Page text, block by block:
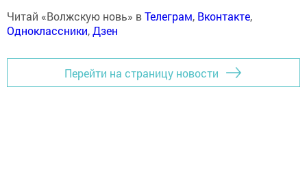
Читай «Волжскую новь» вТелеграм, Вконтакте,
Одноклассники,Дзен
Перейти на страницу новости